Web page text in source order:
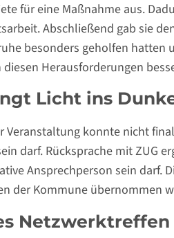
für eine Maßnahme aus.
Abschließend gab sie
besonders geholfen
diesen Herausforderungen
Licht ins
Veranstaltung konnte nicht
darf. Rücksprache mit ZUG
Ansprechperson sein darf.
der Kommune übernommen
Netzwerktreffen